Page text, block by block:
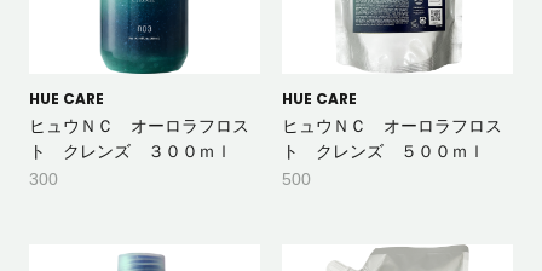
HUE CARE
ヒュウＮＣ オーロラフロス
ト クレンズ ３００ｍｌ
300
HUE CARE
ヒュウＮＣ オーロラフロス
ト クレンズ ５００ｍｌ
500